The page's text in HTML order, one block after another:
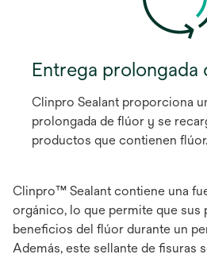
Entrega prolongada
Clinpro Sealant proporciona
prolongada de flúor y se
productos que contienen flúor.
Clinpro™ Sealant contiene una
orgánico, lo que permite que sus
beneficios del flúor durante un
Además, este sellante de fisuras